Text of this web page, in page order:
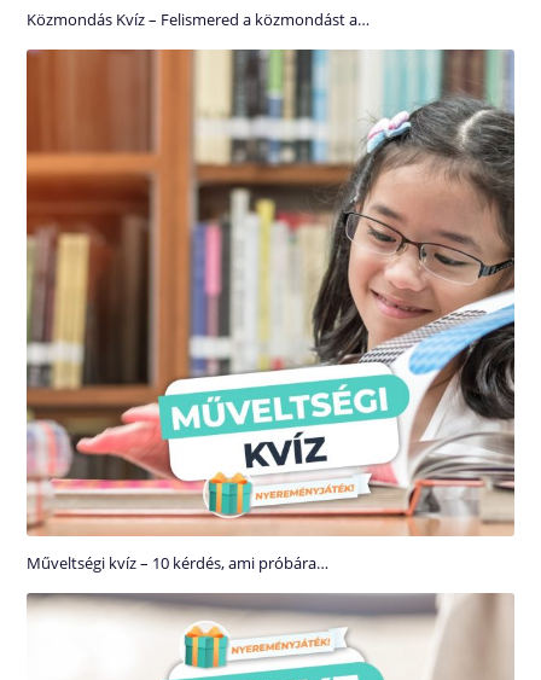
Közmondás Kvíz – Felismered a közmondást a…
Műveltségi kvíz – 10 kérdés, ami próbára…